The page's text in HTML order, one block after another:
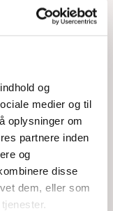
og
medier og til
oplysninger om
partnere inden
og
disse
dem, eller som